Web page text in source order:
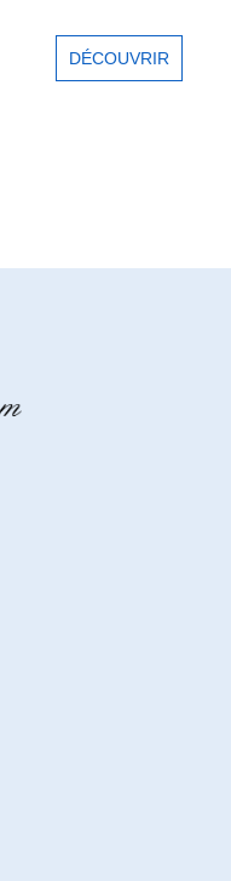
exceptionnel :
m² , les terrain est
3 portails.DÉCOUVRIR